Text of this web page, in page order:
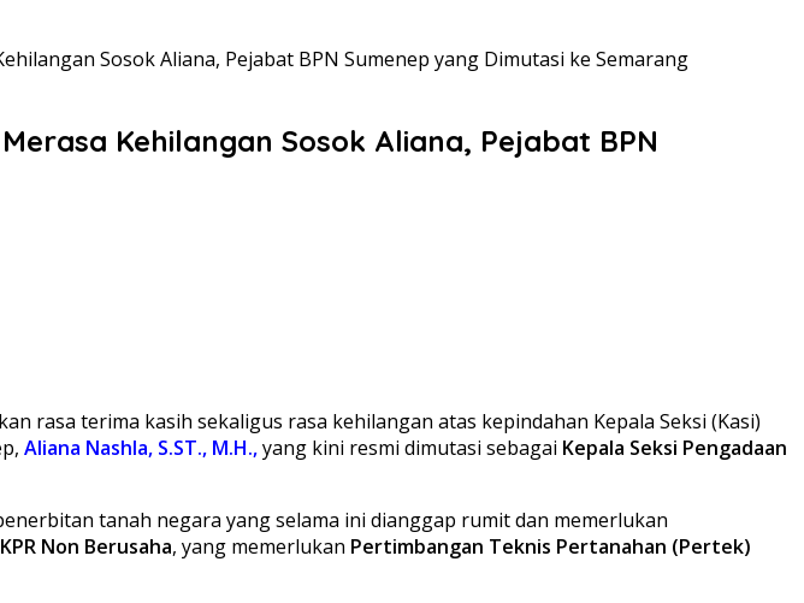
Sosok Aliana, Pejabat BPN Sumenep yang Dimutasi ke Semarang
Kehilangan Sosok Aliana, Pejabat BPN
rasa terima kasih sekaligus rasa kehilangan atas kepindahan Kepala Seksi (Kasi)
Aliana Nashla, S.ST., M.H.,yang kini resmi dimutasi sebagai Kepala Seksi Pengadaan
tanah negara yang selama ini dianggap rumit dan memerlukan
Non Berusaha, yang memerlukan Pertimbangan Teknis Pertanahan (Pertek)